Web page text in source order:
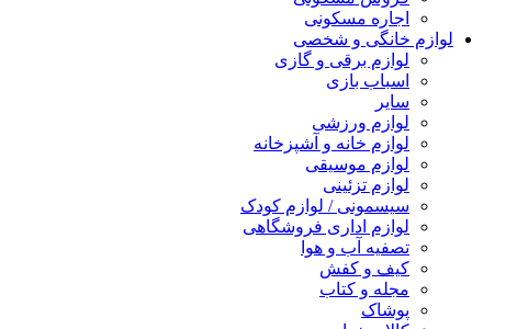
اجاره مسکونی
لوازم خانگی و شخصی
لوازم برقی و گازی
اسباب بازی
سایر
لوازم ورزشی
لوازم خانه و آشپزخانه
لوازم موسیقی
لوازم تزئینی
سیسمونی / لوازم کودک
لوازم اداری فروشگاهی
تصفیه آب و هوا
کیف و کفش
مجله و کتاب
پوشاک